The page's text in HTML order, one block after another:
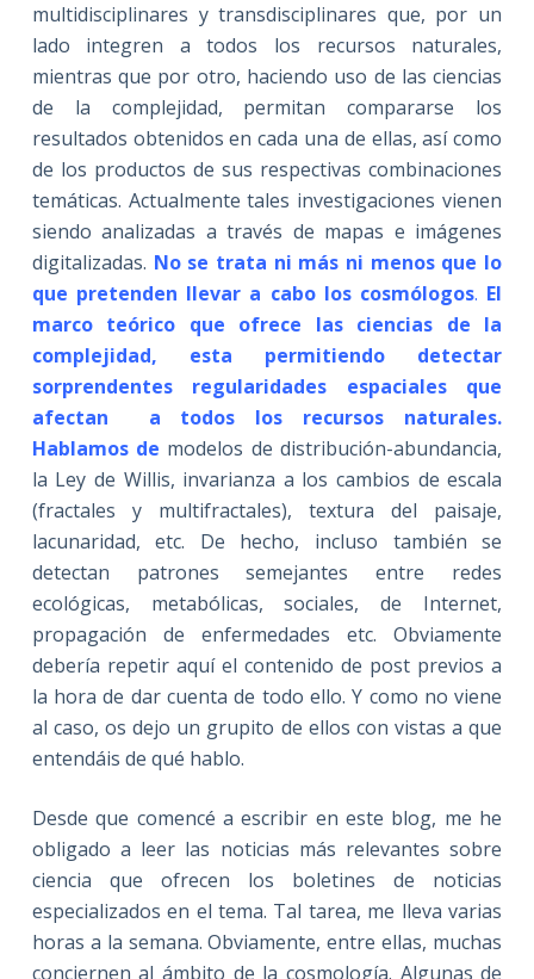
multidisciplinares y transdisciplinares que, por un
lado integren a todos los recursos naturales,
mientras que por otro, haciendo uso de las ciencias
de la complejidad, permitan compararse los
resultados obtenidos en cada una de ellas, así como
de los productos de sus respectivas combinaciones
temáticas. Actualmente tales investigaciones vienen
siendo analizadas a través de mapas e imágenes
digitalizadas. No se trata ni más ni menos que lo
que pretenden llevar a cabo los cosmólogos. El
marco teórico que ofrece las ciencias de la
complejidad, esta permitiendo detectar
sorprendentes regularidades espaciales que
afectan a todos los recursos naturales.
Hablamos de modelos de distribución-abundancia,
la Ley de Willis, invarianza a los cambios de escala
(fractales y multifractales), textura del paisaje,
lacunaridad, etc. De hecho, incluso también se
detectan patrones semejantes entre redes
ecológicas, metabólicas, sociales, de Internet,
propagación de enfermedades etc. Obviamente
debería repetir aquí el contenido de post previos a
la hora de dar cuenta de todo ello. Y como no viene
al caso, os dejo un grupito de ellos con vistas a que
entendáis de qué hablo.
Desde que comencé a escribir en este blog, me he
obligado a leer las noticias más relevantes sobre
ciencia que ofrecen los boletines de noticias
especializados en el tema. Tal tarea, me lleva varias
horas a la semana. Obviamente, entre ellas, muchas
conciernen al ámbito de la cosmología. Algunas de